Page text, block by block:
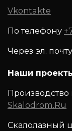
Vkontakte
По телефону
Через эл. почту
Наши
Skalodrom.Ru
Скалолазный